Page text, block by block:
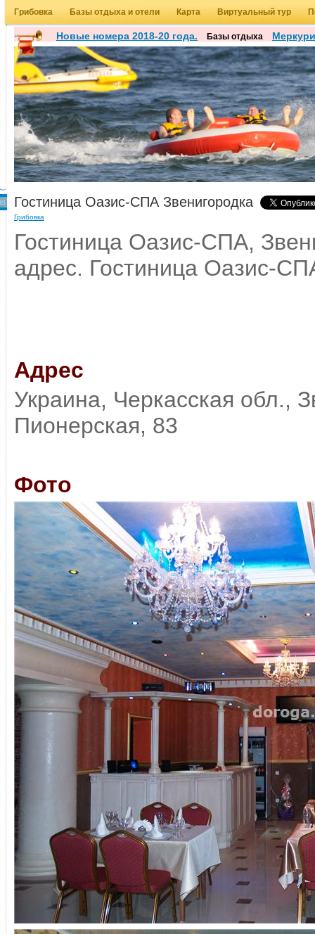
Грибовка Базы отдыха и отели Карта Виртуальный тур
Новые номера 2018-20 года. Базы отдыха
Грибовка
Гостиница Оазис-СПА Звенигородка
Гостиница Оазис-СПА,
адрес. Гостиница Оазис-
Адрес
Украина, Черкасская обл.,
Пионерская, 83
Фото